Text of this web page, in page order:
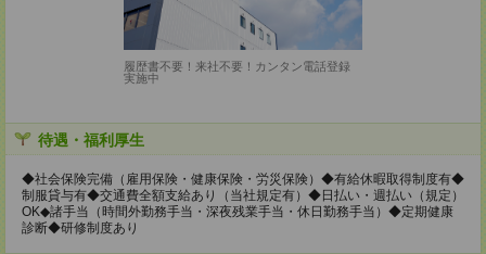
履歴書不要！来社不要！カンタン電話登録
実施中
待遇・福利厚生
◆社会保険完備（雇用保険・健康保険・労災保険）◆有給休暇取得制度有◆
制服貸与有◆交通費全額支給あり（当社規定有）◆日払い・週払い（規定）
OK◆諸手当（時間外勤務手当・深夜残業手当・休日勤務手当）◆定期健康
診断◆研修制度あり